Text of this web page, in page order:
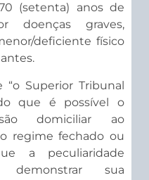
(setenta) anos de
doenças graves,
deficiente físico
Superior Tribunal
que é possível o
domiciliar ao
regime fechado ou
a peculiaridade
sua